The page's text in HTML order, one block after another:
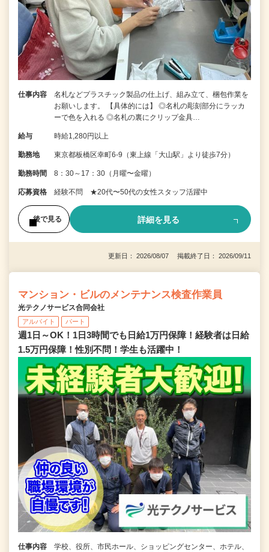
仕事内容
名札などプラスチック製品の仕上げ、組み立て、梱包作業を
お願いします。 【具体的には】 ◎名札の彫刻部分にラッカ
ーで色を入れる ◎名札の裏にクリップ金具…
給与 時給1,280円以上
勤務地 東京都板橋区幸町6-9（東上線「大山駅」より徒歩7分）
勤務時間 8：30～17：30（月曜〜金曜）
応募資格 経験不問 ★20代〜50代の女性スタッフ活躍中
後で見る 詳細を見る
更新日： 2026/08/07 掲載終了日： 2026/09/11
マンション・ビルのメンテナンス検査作業員
光テクノサービス合同会社
アルバイト パート
週1日～OK！1日3時間でも日給1万円保障！経験者は日給
1.5万円保障！性別不問！学生も活躍中！
仕事内容 学校、役所、市民ホール、ショッピングセンター、ホテル、